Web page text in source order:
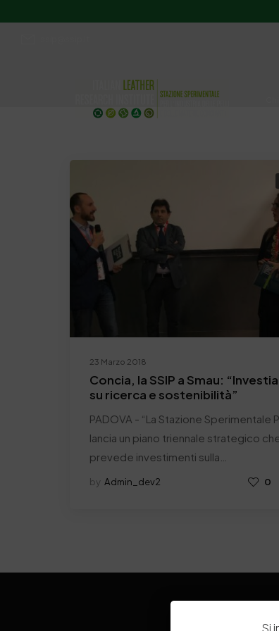
23 Marzo 2018
Concia, la SSIP a Smau:
su ricerca e sostenibilità”
PADOVA - “La Stazione Sperimentale
lancia un piano triennale strategico
prevede investimenti sulla…
by Admin_dev2 0
Si